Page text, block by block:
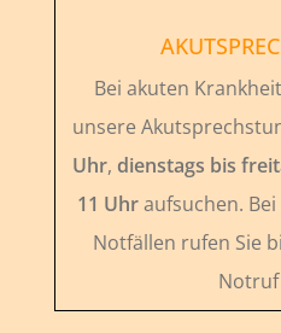
Bei akuten
unsere
Uhr, dienstags bis
11 Uhraufsuchen.
Notfällen rufen Sie
Notruf